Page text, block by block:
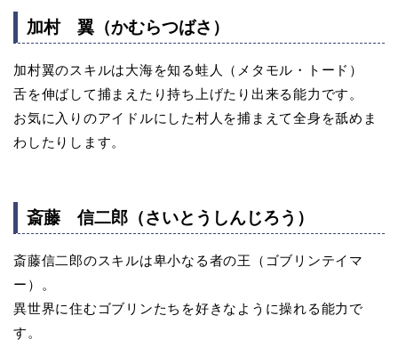
加村 翼（かむらつばさ）
加村翼のスキルは大海を知る蛙人（メタモル・トード）
舌を伸ばして捕まえたり持ち上げたり出来る能力です。
お気に入りのアイドルにした村人を捕まえて全身を舐めま
わしたりします。
斎藤 信二郎（さいとうしんじろう）
斎藤信二郎のスキルは卑小なる者の王（ゴブリンテイマ
ー）。
異世界に住むゴブリンたちを好きなように操れる能力で
す。